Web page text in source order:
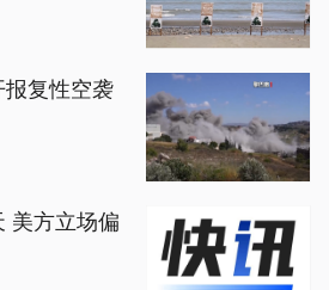
复性空袭
美方立场偏